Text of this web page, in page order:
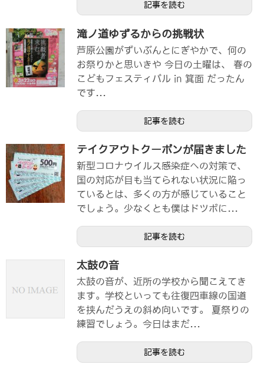
記事を読む
滝ノ道ゆずるからの挑戦状
芦原公園がずいぶんとにぎやかで、何の
お祭りかと思いきや 今日の土曜は、 春の
こどもフェスティバル in 箕面 だったん
です...
記事を読む
テイクアウトクーポンが届きました
新型コロナウイルス感染症への対策で、
国の対応が目も当てられない状況に陥っ
ているとは、多くの方が感じていること
でしょう。少なくとも僕はドツボに...
記事を読む
太鼓の音
太鼓の音が、近所の学校から聞こえてき
ます。学校といっても往復四車線の国道
を挟んだうえの斜め向いです。 夏祭りの
練習でしょう。今日はまだ...
記事を読む